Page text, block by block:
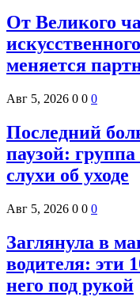
От Великого
меняется
Авг 5, 2026 0 0 0
Последний
паузой:
слухи об уходе
Авг 5, 2026 0 0 0
Заглянула в
водителя: эти
него под рукой